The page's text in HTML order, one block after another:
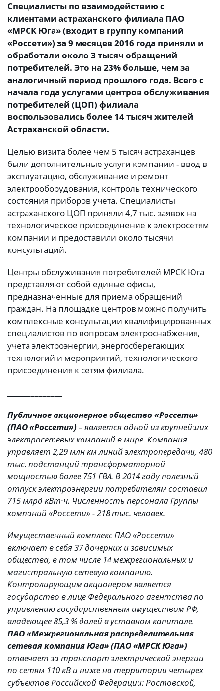
Специалисты по взаимодействию с
клиентами астраханского филиала ПАО
«МРСК Юга» (входит в группу компаний
«Россети») за 9 месяцев 2016 года приняли и
обработали около 3 тысяч обращений
потребителей. Это на 23% больше, чем за
аналогичный период прошлого года. Всего с
начала года услугами центров обслуживания
потребителей (ЦОП) филиала
воспользовались более 14 тысяч жителей
Астраханской области.
Целью визита более чем 5 тысяч астраханцев
были дополнительные услуги компании - ввод в
эксплуатацию, обслуживание и ремонт
электрооборудования, контроль технического
состояния приборов учета. Специалисты
астраханского ЦОП приняли 4,7 тыс. заявок на
технологическое присоединение к электросетям
компании и предоставили около тысячи
консультаций.
Центры обслуживания потребителей МРСК Юга
представляют собой единые офисы,
предназначенные для приема обращений
граждан. На площадке центров можно получить
комплексные консультации квалифицированных
специалистов по вопросам электроснабжения,
учета электроэнергии, энергосберегающих
технологий и мероприятий, технологического
присоединения к сетям филиала.
Публичное акционерное общество «Россети»
(ПАО «Россети»)– является одной из крупнейших
электросетевых компаний в мире. Компания
управляет 2,29 млн км линий электропередачи, 480
тыс. подстанций трансформаторной
мощностью более 751 ГВА. В 2014 году полезный
отпуск электроэнергии потребителям составил
715 млрд кВт∙ч. Численность персонала Группы
компаний «Россети» - 218 тыс. человек.
Имущественный комплекс ПАО «Россети»
включает в себя 37 дочерних и зависимых
общества, в том числе 14 межрегиональных и
магистральную сетевую компанию.
Контролирующим акционером является
государство в лице Федерального агентства по
управлению государственным имуществом РФ,
владеющее 85,3 % долей в уставном капитале.
ПАО «Межрегиональная распределительная
сетевая компания Юга» (ПАО «МРСК Юга»)
отвечает за транспорт электрической энергии
по сетям 110 кВ и ниже на территории четырех
субъектов Российской Федерации: Ростовской,